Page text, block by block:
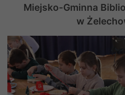
Miejsko-Gminna
w